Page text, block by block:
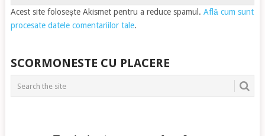
Acest site folosește Akismet pentru a reduce spamul. Află cum sunt
procesate datele comentariilor tale.
SCORMONESTE CU PLACERE